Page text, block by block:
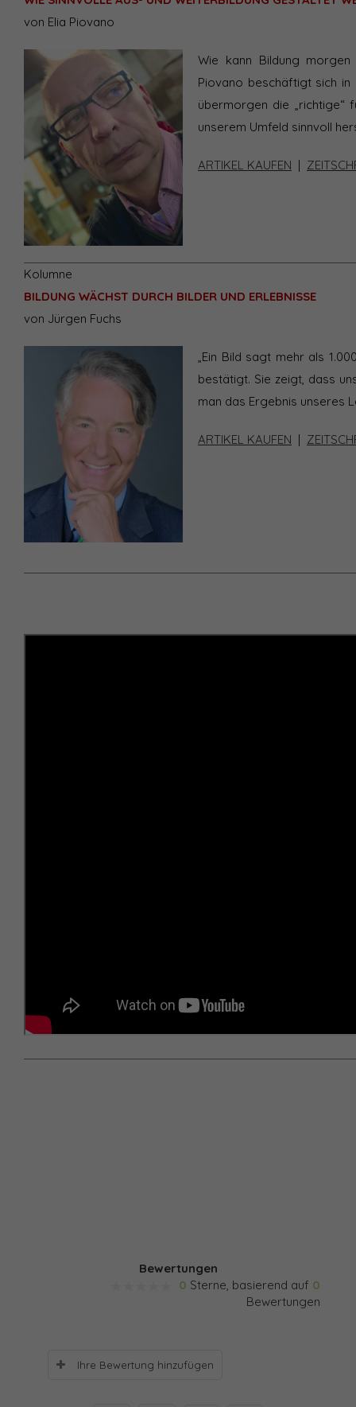
von Elia Piovano
Wie kann Bildung
Piovano beschäftigt sich
übermorgen die „richtige“
unserem Umfeld sinnvoll
ARTIKEL KAUFEN
Kolumne
BILDUNG WÄCHST DURCH BILDER UND ERLEBNISSE
von Jürgen Fuchs
„Ein Bild sagt mehr als
bestätigt. Sie zeigt, dass
man das Ergebnis unseres
ARTIKEL KAUFEN
Bewertungen
0 Sterne, basierend auf 0
Bewertungen
Ihre Bewertung hinzufügen